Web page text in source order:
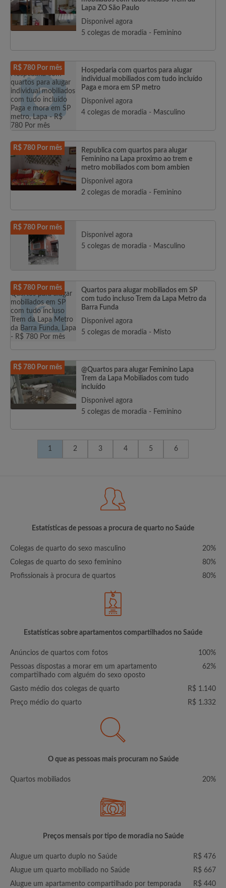
Lapa ZO São Paulo
Disponível agora
5 colegas de moradia - Feminino
R$ 780 Por mês
Hospedaria com quartos para alugar
individual mobiliados com tudo incluído
Paga e mora em SP metro
Disponível agora
4 colegas de moradia - Masculino
R$ 780 Por mês
Republica com quartos para alugar
Feminino na Lapa proximo ao trem e
metro mobiliados com bom ambien
Disponível agora
2 colegas de moradia - Feminino
R$ 780 Por mês
Disponível agora
5 colegas de moradia - Masculino
R$ 780 Por mês
Quartos para alugar mobiliados em SP
com tudo incluso Trem da Lapa Metro da
Barra Funda
Disponível agora
5 colegas de moradia - Misto
R$ 780 Por mês
@Quartos para alugar Feminino Lapa
Trem da Lapa Mobiliados com tudo
incluído
Disponível agora
5 colegas de moradia - Feminino
1 2 3 4 5 6
Estatísticas de pessoas a procura de quarto no Saúde
Colegas de quarto do sexo masculino
20%
Colegas de quarto do sexo feminino
80%
Profissionais à procura de quartos
80%
Estatísticas sobre apartamentos compartilhados no Saúde
Anúncios de quartos com fotos
100%
Pessoas dispostas a morar em um apartamento
compartilhado com alguém do sexo oposto
62%
Gasto médio dos colegas de quarto
R$ 1.140
Preço médio do quarto
R$ 1.332
O que as pessoas mais procuram no Saúde
Quartos mobiliados 20%
Preços mensais por tipo de moradia no Saúde
Alugue um quarto duplo no Saúde
R$ 476
Alugue um quarto mobiliado no Saúde
R$ 667
Alugue um apartamento compartilhado por temporada
R$ 440